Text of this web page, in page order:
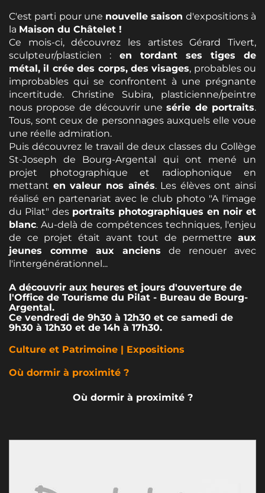
C'est parti pour une nouvelle saison d'expositions à
la Maison du Châtelet !
Ce mois-ci, découvrez les artistes Gérard Tivert,
sculpteur/plasticien : en tordant ses
tiges de
métal, il crée des corps, des visages, probables ou
improbables qui se confrontent à une prégnante
incertitude. Christine Subira, plasticienne/peintre
nous propose de découvrir unesérie de portraits.
Tous, sont ceux de personnages auxquels elle voue
une réelle admiration.
Puis découvrez le travail de deux classes du Collège
St-Joseph de Bourg-Argental qui ont mené un
projet photographique et radiophonique en
mettant en valeur nos aînés. Les élèves ont ainsi
réalisé en partenariat avec le club photo "A l'image
du Pilat" des portraits photographiques en noir et
blanc. Au-delà de compétences techniques, l'enjeu
de ce projet était avant tout de permettre aux
jeunes comme aux anciens de renouer avec
l'intergénérationnel...
A découvrir aux heures et jours d'ouverture de
l'Office de Tourisme du Pilat - Bureau de Bourg-
Argental.
Ce vendredi de 9h30 à 12h30 et ce samedi de
9h30 à 12h30 et de 14h à 17h30.
Culture et Patrimoine | Expositions
Où dormir à proximité ?
Où dormir à proximité ?